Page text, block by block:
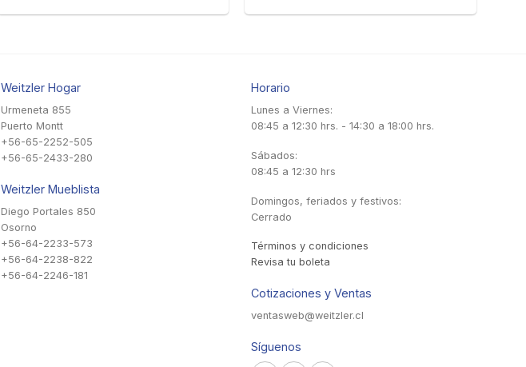
Weitzler Hogar
Urmeneta 855
Puerto Montt
+56-65-2252-505
+56-65-2433-280
Weitzler Mueblista
Diego Portales 850
Osorno
+56-64-2233-573
+56-64-2238-822
+56-64-2246-181
Horario
Lunes a Viernes:
08:45 a 12:30 hrs. - 14:30 a 18:00 hrs.
Sábados:
08:45 a 12:30 hrs
Domingos, feriados y festivos:
Cerrado
Términos y condiciones
Revisa tu boleta
Cotizaciones y Ventas
ventasweb@weitzler.cl
Síguenos